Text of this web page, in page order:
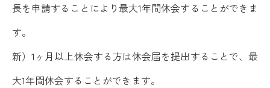
長を申請することにより最大1年間休会することができま
す。
新）1ヶ月以上休会する方は休会届を提出することで、最
大1年間休会することができます。